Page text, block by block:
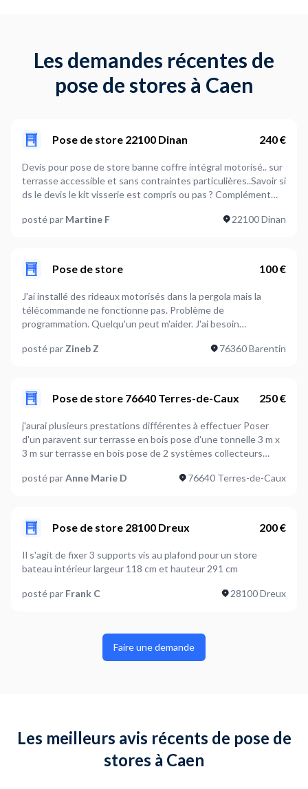
Les demandes récentes de
pose de stores à Caen
Pose de store 22100 Dinan 240 €
Devis pour pose de store banne coffre intégral motorisé.. sur
terrasse accessible et sans contraintes particulières..Savoir si
ds le devis le kit visserie est compris ou pas ? Complément
posté par Martine F 22100 Dinan
Pose de store 100 €
J'ai installé des rideaux motorisés dans la pergola mais la
télécommande ne fonctionne pas. Problème de
programmation. Quelqu'un peut m'aider. J'ai besoin
posté par Zineb Z 76360 Barentin
Pose de store 76640 Terres-de-Caux 250 €
j'aurai plusieurs prestations différentes à effectuer Poser
d'un paravent sur terrasse en bois pose d'une tonnelle 3 m x
3 m sur terrasse en bois pose de 2 systèmes collecteurs
posté parAnne Marie D 76640 Terres-de-Caux
Pose de store 28100 Dreux 200 €
Il s'agit de fixer 3 supports vis au plafond pour un store
bateau intérieur largeur 118 cm et hauteur 291 cm
posté par Frank C 28100 Dreux
Faire une demande
Les meilleurs avis récents de pose de
stores à Caen